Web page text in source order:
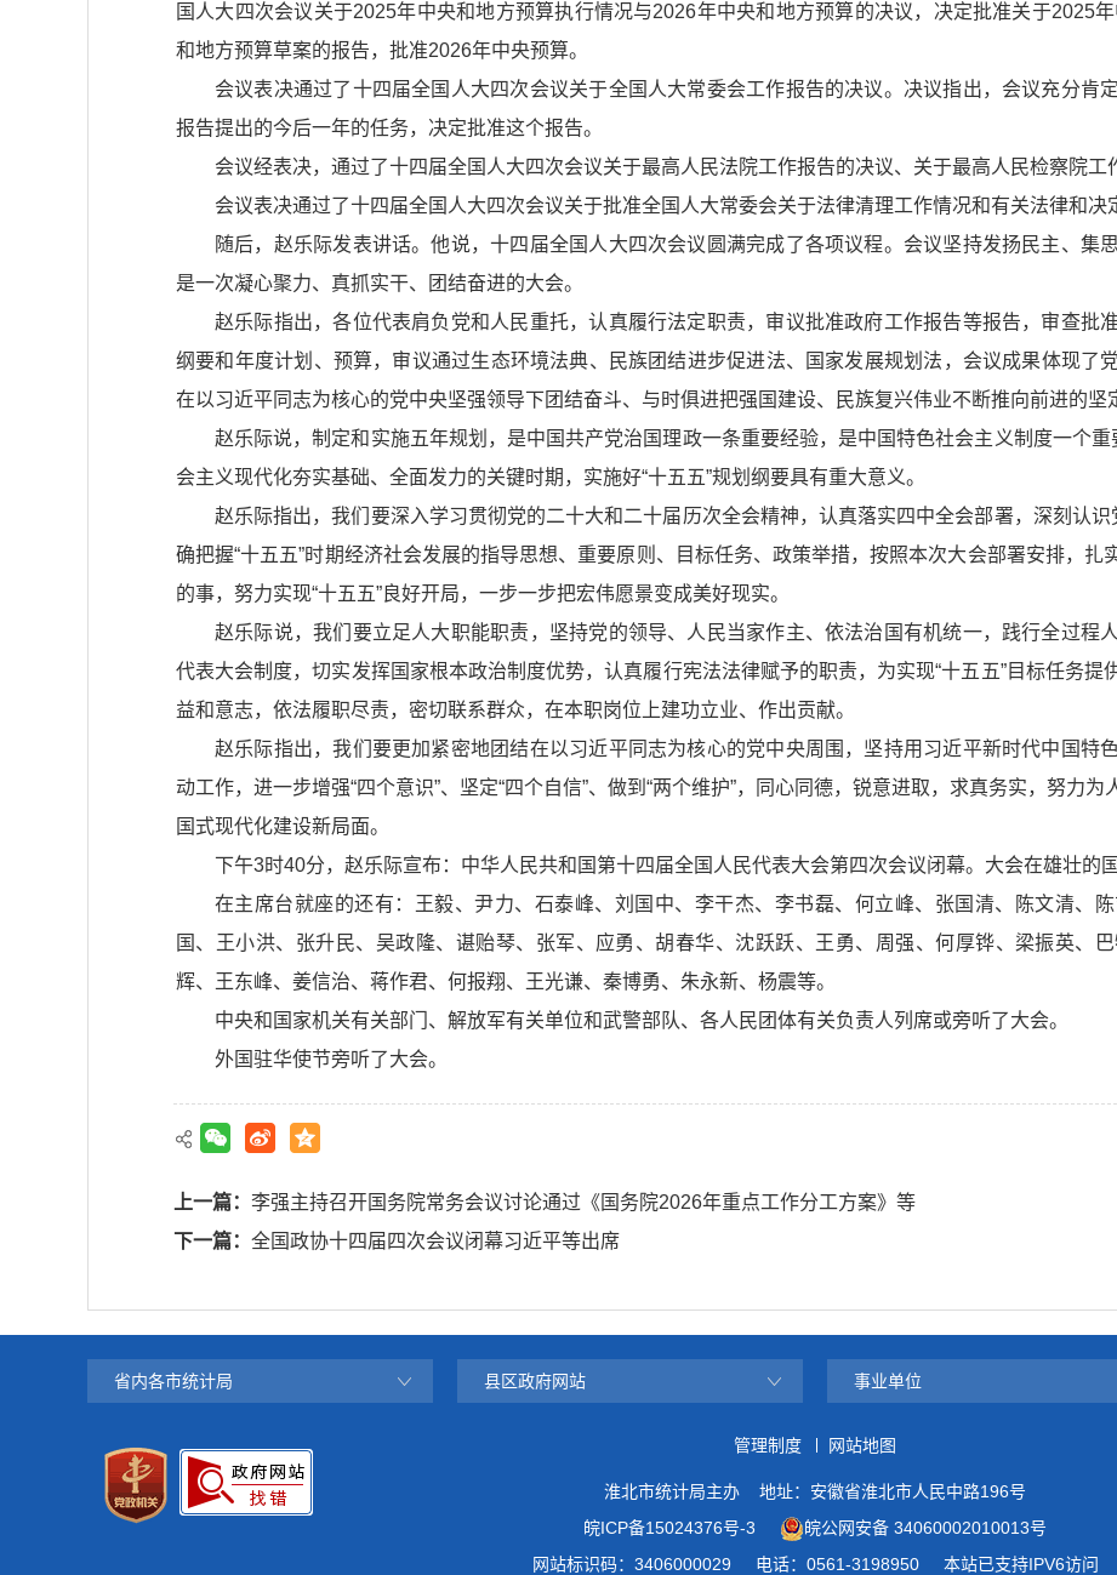
国人大四次会议关于2025年中央和地方预算执行情况与2026年中央和地方预算的决议，决定批准关于2025
和地方预算草案的报告，批准2026年中央预算。
会议表决通过了十四届全国人大四次会议关于全国人大常委会工作报告的决议。决议指出，会议充分肯
报告提出的今后一年的任务，决定批准这个报告。
会议经表决，通过了十四届全国人大四次会议关于最高人民法院工作报告的决议、关于最高人民检察院工
会议表决通过了十四届全国人大四次会议关于批准全国人大常委会关于法律清理工作情况和有关法律和决
随后，赵乐际发表讲话。他说，十四届全国人大四次会议圆满完成了各项议程。会议坚持发扬民主、集
是一次凝心聚力、真抓实干、团结奋进的大会。
赵乐际指出，各位代表肩负党和人民重托，认真履行法定职责，审议批准政府工作报告等报告，审查批
纲要和年度计划、预算，审议通过生态环境法典、民族团结进步促进法、国家发展规划法，会议成果体现了
在以习近平同志为核心的党中央坚强领导下团结奋斗、与时俱进把强国建设、民族复兴伟业不断推向前进的坚
赵乐际说，制定和实施五年规划，是中国共产党治国理政一条重要经验，是中国特色社会主义制度一个重
会主义现代化夯实基础、全面发力的关键时期，实施好“十五五”规划纲要具有重大意义。
赵乐际指出，我们要深入学习贯彻党的二十大和二十届历次全会精神，认真落实四中全会部署，深刻认识
确把握“十五五”时期经济社会发展的指导思想、重要原则、目标任务、政策举措，按照本次大会部署安排，
的事，努力实现“十五五”良好开局，一步一步把宏伟愿景变成美好现实。
赵乐际说，我们要立足人大职能职责，坚持党的领导、人民当家作主、依法治国有机统一，践行全过程
代表大会制度，切实发挥国家根本政治制度优势，认真履行宪法法律赋予的职责，为实现“十五五”目标任务提
益和意志，依法履职尽责，密切联系群众，在本职岗位上建功立业、作出贡献。
赵乐际指出，我们要更加紧密地团结在以习近平同志为核心的党中央周围，坚持用习近平新时代中国特
动工作，进一步增强“四个意识”、坚定“四个自信”、做到“两个维护”，同心同德，锐意进取，求真务实，努力
国式现代化建设新局面。
下午3时40分，赵乐际宣布：中华人民共和国第十四届全国人民代表大会第四次会议闭幕。大会在雄壮的
在主席台就座的还有：王毅、尹力、石泰峰、刘国中、李干杰、李书磊、何立峰、张国清、陈文清、
国、王小洪、张升民、吴政隆、谌贻琴、张军、应勇、胡春华、沈跃跃、王勇、周强、何厚铧、梁振英、
辉、王东峰、姜信治、蒋作君、何报翔、王光谦、秦博勇、朱永新、杨震等。
中央和国家机关有关部门、解放军有关单位和武警部队、各人民团体有关负责人列席或旁听了大会。
外国驻华使节旁听了大会。
上一篇： 李强主持召开国务院常务会议讨论通过《国务院2026年重点工作分工方案》等
下一篇： 全国政协十四届四次会议闭幕习近平等出席
省内各市统计局 县区政府网站 事业单位
管理制度 网站地图
淮北市统计局主办
地址：安徽省淮北市人民中路196号
皖ICP备15024376号-3
皖公网安备 34060002010013号
网站标识码：3406000029
电话：0561-3198950 本站已支持IPV6访问